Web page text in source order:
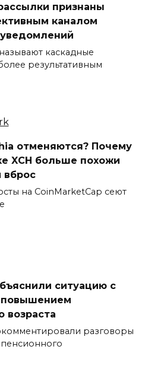
признаны
каналом
каскадные
результативным
отменяются? Почему
XCH больше похожи
на CoinMarketCap сеют
ситуацию с
возраста
разговоры